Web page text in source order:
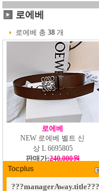
로에베
로에베 총 38 개
로에베
NEW 로에베 벨트 신
상 L 6695805
판매가:240,000원
할인가:
적립금:2400원
Tocplus